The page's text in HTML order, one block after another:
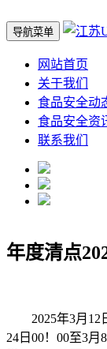
导航菜单
网站首页
关于我们
食品安全动
食品安全资
联系我们
年度清点
2025年3月12日
24日00！00至3